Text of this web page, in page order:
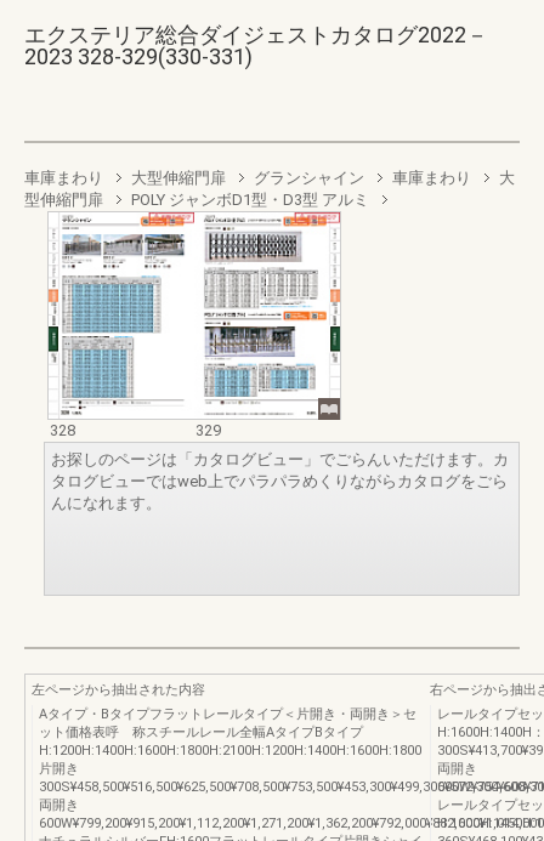
エクステリア総合ダイジェストカタログ2022－
2023 328-329(330-331)
車庫まわり 大型伸縮門扉 グランシャイン 車庫まわり
大
型伸縮門扉
POLY ジャンボD1型・D3型 アルミ
328
329
お探しのページは「カタログビュー」でごらんいただけます。カ
タログビューではweb上でパラパラめくりながらカタログをごら
んになれます。
左ページから抽出された内容
Aタイプ・Bタイプフラットレールタイプ＜片開き・両開き＞セ
ット価格表呼 称スチールレール全幅AタイプBタイプ
H:1200H:1400H:1600H:1800H:2100H:1200H:1400H:1600H:1800
片開き
両開き
右ページから抽出
レールタイプセ
H:1600H:1400H
両開き
レールタイプセ